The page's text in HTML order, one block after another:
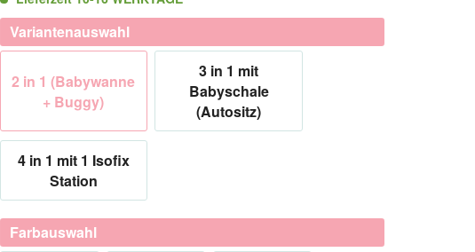
Variantenauswahl
2 in 1 (Babywanne
+ Buggy)
3 in 1 mit
Babyschale
(Autositz)
4 in 1 mit 1 Isofix
Station
Farbauswahl